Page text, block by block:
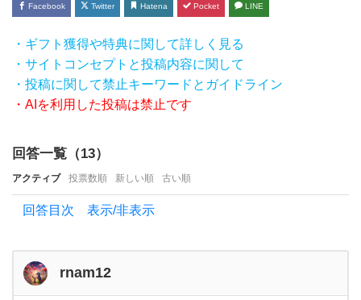
Facebook Twitter Hatena Pocket LINE
・ギフト獲得や特典に関して詳しく見る
・サイトコンセプトと投稿内容に関して
・投稿に関して禁止キーワードとガイドライン
・AIを利用した投稿は禁止です
回答一覧（13）
アクティブ 投票数順 新しい順 古い順
回答目次 表示/非表示
rnam12